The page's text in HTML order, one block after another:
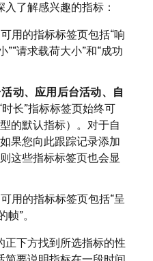
了解感兴趣的指标：
用的指标标签页包括“响
”“请求载荷大小”和“成功
动、应用后台活动、自
时长”指标标签页始终可
的默认指标）。对于自
果您向此跟踪记录添加
这些指标标签页也会显
用的指标标签页包括“呈
帧”。
正下方找到所选指标的性